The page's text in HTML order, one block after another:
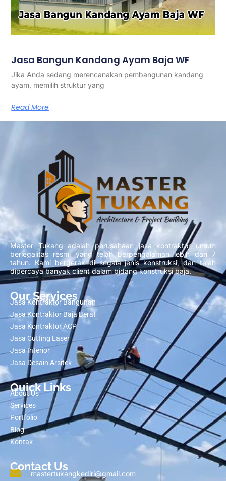
Jasa Bangun Kandang Ayam Baja WF
Jika Anda sedang merencanakan pembangunan kandang
ayam, memilih struktur yang
Read More
Master Tukang adalah perusahaan jasa kontraktor umum
berlegalitas resmi yang telah berpengalaman lebih dari 7
tahun. Kami bergerak di segala jenis konstruksi, dan telah
dipercaya banyak client dalam bidang konstruksi baja.
Our Services
Jasa Kontraktor Bangunan
Jasa Kontraktor Baja Berat
Jasa Kontraktor ACP
Jasa Cutting Laser
Jasa Interior
Jasa Desain Arsitek
Quick Links
About Us
Services
Portfolio
Blog
Kontak
Contact Us
mastertukangkediri@gmail.com